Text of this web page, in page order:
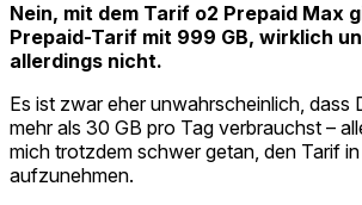
Nein, mit dem Tarif o2 Prepaid Max
Prepaid-Tarif mit 999 GB, wirklich
allerdings nicht.
Es ist zwar eher unwahrscheinlich, dass
mehr als 30 GB pro Tag verbrauchst –
mich trotzdem schwer getan, den Tarif
aufzunehmen.